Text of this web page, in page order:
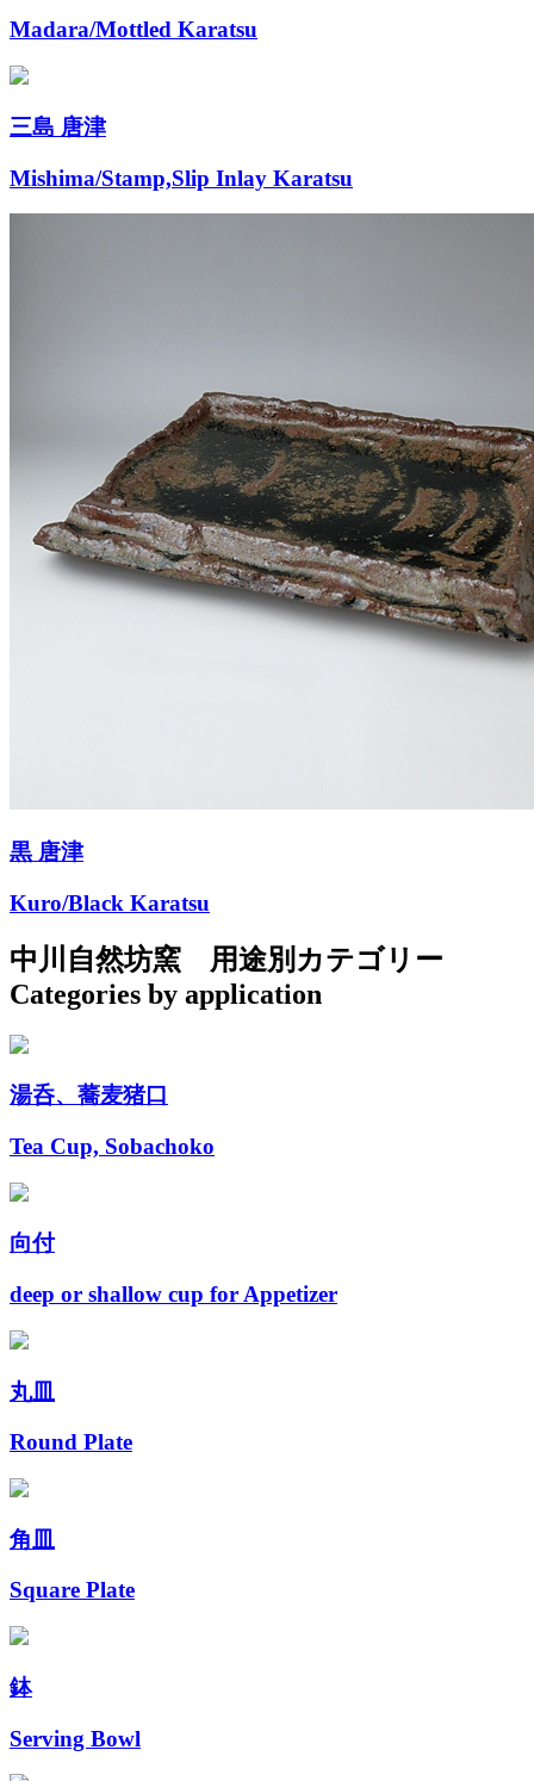
Madara/Mottled Karatsu
三島 唐津
Mishima/Stamp,Slip Inlay Karatsu
黒 唐津
Kuro/Black Karatsu
中川自然坊窯
用途別カテゴリー
Categories by application
湯呑、蕎麦猪口
Tea Cup, Sobachoko
向付
deep or shallow cup for Appetizer
丸皿
Round Plate
角皿
Square Plate
鉢
Serving Bowl